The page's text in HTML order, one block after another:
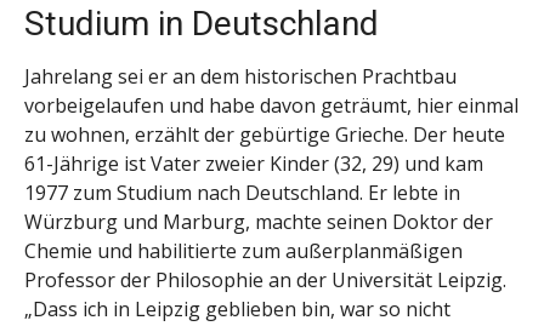
Studium in Deutschland
Jahrelang sei er an dem historischen Prachtbau
vorbeigelaufen und habe davon geträumt, hier einmal
zu wohnen, erzählt der gebürtige Grieche. Der heute
61-Jährige ist Vater zweier Kinder (32, 29) und kam
1977 zum Studium nach Deutschland. Er lebte in
Würzburg und Marburg, machte seinen Doktor der
Chemie und habilitierte zum außerplanmäßigen
Professor der Philosophie an der Universität Leipzig.
„Dass ich in Leipzig geblieben bin, war so nicht